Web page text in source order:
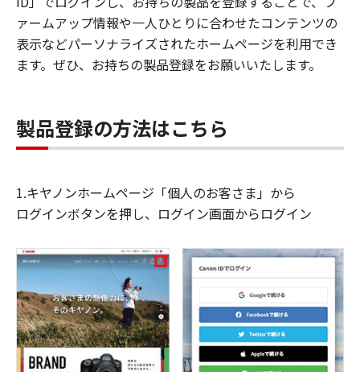
ァームアップ情報や一人ひとりに合わせたコンテンツの
表示などパーソナライズされたホームページを利用でき
ます。ぜひ、お持ちの製品登録をお願いいたします。
製品登録の方法はこちら
1.キヤノンホームページ「個人のお客さま」から
ログインボタンを押し、ログイン画面からログイン